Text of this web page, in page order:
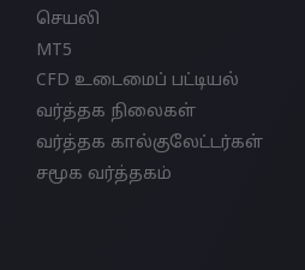
செயலி
MT5
CFD உடைமைப் பட்டியல்
வர்த்தக நிலைகள்
வர்த்தக கால்குலேட்டர்கள்
சமூக வர்த்தகம்